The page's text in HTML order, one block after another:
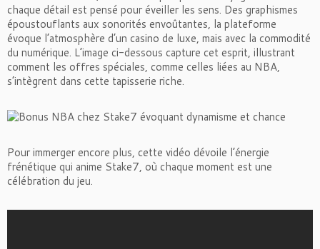
chaque détail est pensé pour éveiller les sens. Des graphismes
époustouflants aux sonorités envoûtantes, la plateforme
évoque l’atmosphère d’un casino de luxe, mais avec la commodité
du numérique. L’image ci-dessous capture cet esprit, illustrant
comment les offres spéciales, comme celles liées au NBA,
s’intègrent dans cette tapisserie riche.
Pour immerger encore plus, cette vidéo dévoile l’énergie
frénétique qui anime Stake7, où chaque moment est une
célébration du jeu.